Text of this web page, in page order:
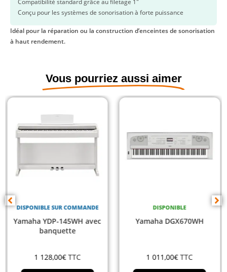
Compatibilité standard grâce au filetage 1″
Conçu pour les systèmes de sonorisation à forte puissance
Idéal pour la réparation ou la construction d’enceintes de sonorisation
à haut rendement.
Vous pourriez aussi aimer
DISPONIBLE SUR COMMANDE
Yamaha YDP-145WH avec
banquette
1 128,00€ TTC
DISPONIBLE
Yamaha DGX670WH
1 011,00€ TTC